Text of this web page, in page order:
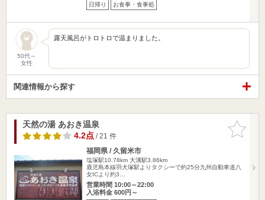
日帰り お食事・食事処
50代～
女性
露天風呂がトロトロで温まりました。
関連情報から探す
お気に入
りに追加
天然の湯 あおき温泉
4.2点/ 21 件
福岡県 / 久留米市
塩塚駅10.78km 大溝駅3.86km
鹿児島本線羽犬塚駅よりタクシーで約25分九州自動車道八
女ICより約3…
営業時間 10:00～22:00
入浴料金 600円～